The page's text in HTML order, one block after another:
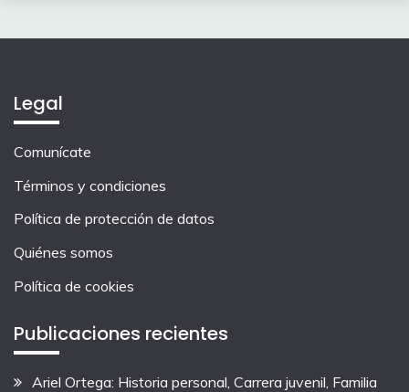
Legal
Comunícate
Términos y condiciones
Política de protección de datos
Quiénes somos
Política de cookies
Publicaciones recientes
Ariel Ortega: Historia personal, Carrera juvenil, Familia